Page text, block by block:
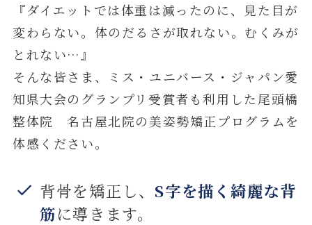
『ダイエットでは体重は減ったのに、見た目が
変わらない。体のだるさが取れない。むくみが
とれない…』
そんな皆さま、ミス・ユニバース・ジャパン愛
知県大会のグランプリ受賞者も利用した尾頭橋
整体院 名古屋北院の美姿勢矯正プログラムを
体感ください。
背骨を矯正し、 S字を描く綺麗な背
筋に導きます。